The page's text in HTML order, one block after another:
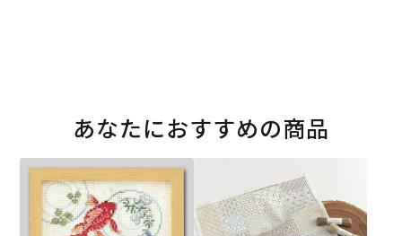
あなたにおすすめの商品